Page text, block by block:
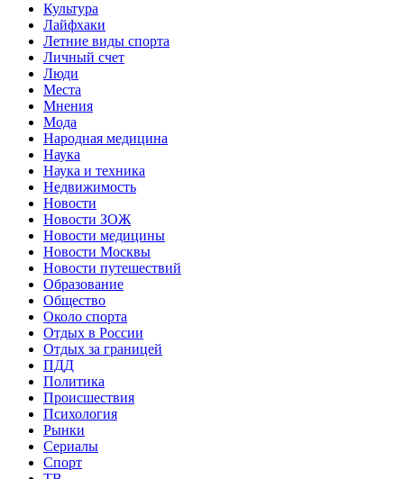
Культура
Лайфхаки
Летние виды спорта
Личный счет
Люди
Места
Мнения
Мода
Народная медицина
Наука
Наука и техника
Недвижимость
Новости
Новости ЗОЖ
Новости медицины
Новости Москвы
Новости путешествий
Образование
Общество
Около спорта
Отдых в России
Отдых за границей
ПДД
Политика
Происшествия
Психология
Рынки
Сериалы
Спорт